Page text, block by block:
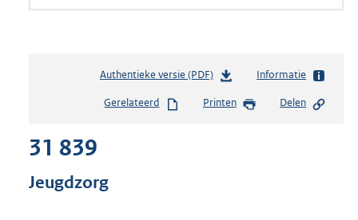
Authentieke versie (PDF)b
s
Informatie
Gerelateerd Printen Delen
31 839
Jeugdzorg